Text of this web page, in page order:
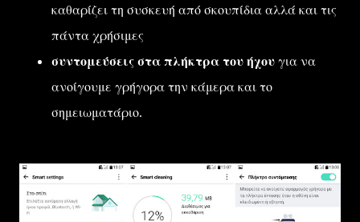
καθαρίζει τη συσκευή από σκουπίδια αλλά και τις
πάντα χρήσιμες
συντομεύσεις στα πλήκτρα του ήχου για να
ανοίγουμε γρήγορα την κάμερα και το
σημειωματάριο.